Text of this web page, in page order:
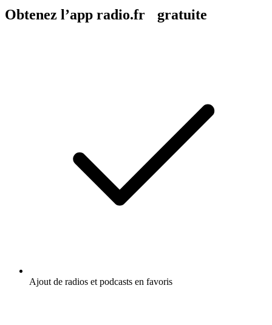
Obtenez l’app radio.fr gratuite
Ajout de radios et podcasts en favoris